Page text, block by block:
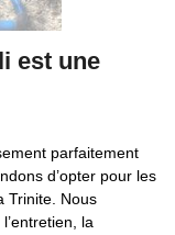
est une
parfaitement
d’opter pour les
Trinite. Nous
la